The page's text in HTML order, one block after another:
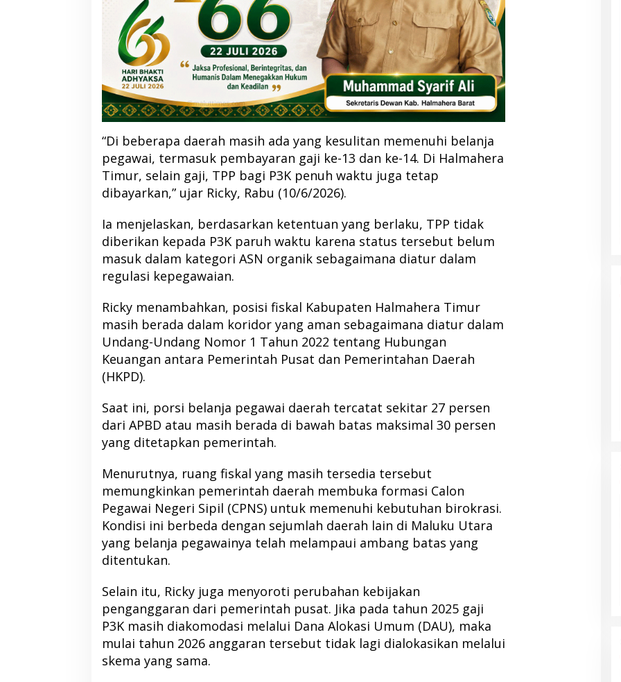
“Di beberapa daerah masih ada yang kesulitan memenuhi belanja
pegawai, termasuk pembayaran gaji ke-13 dan ke-14. Di Halmahera
Timur, selain gaji, TPP bagi P3K penuh waktu juga tetap
dibayarkan,” ujar Ricky, Rabu (10/6/2026).
Ia menjelaskan, berdasarkan ketentuan yang berlaku, TPP tidak
diberikan kepada P3K paruh waktu karena status tersebut belum
masuk dalam kategori ASN organik sebagaimana diatur dalam
regulasi kepegawaian.
Ricky menambahkan, posisi fiskal Kabupaten Halmahera Timur
masih berada dalam koridor yang aman sebagaimana diatur dalam
Undang-Undang Nomor 1 Tahun 2022 tentang Hubungan
Keuangan antara Pemerintah Pusat dan Pemerintahan Daerah
(HKPD).
Saat ini, porsi belanja pegawai daerah tercatat sekitar 27 persen
dari APBD atau masih berada di bawah batas maksimal 30 persen
yang ditetapkan pemerintah.
Menurutnya, ruang fiskal yang masih tersedia tersebut
memungkinkan pemerintah daerah membuka formasi Calon
Pegawai Negeri Sipil (CPNS) untuk memenuhi kebutuhan birokrasi.
Kondisi ini berbeda dengan sejumlah daerah lain di Maluku Utara
yang belanja pegawainya telah melampaui ambang batas yang
ditentukan.
Selain itu, Ricky juga menyoroti perubahan kebijakan
penganggaran dari pemerintah pusat. Jika pada tahun 2025 gaji
P3K masih diakomodasi melalui Dana Alokasi Umum (DAU), maka
mulai tahun 2026 anggaran tersebut tidak lagi dialokasikan melalui
skema yang sama.
Bupati Morotai Hadiri Musda Golkar
Malut, Tegaskan Pentingnya
Di Berita, Politik, Pulau Morotai 12 April 2026
Masa Sanksi MKD
Di Berita, Nasional, Politik 19 Februari 2026 Di Politik, Pulau Morotai
Kolaborasi NHM dan IDI Halut
Warga Terdampak Bencana Kao